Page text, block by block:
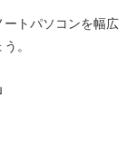
トパソコンを幅広
。